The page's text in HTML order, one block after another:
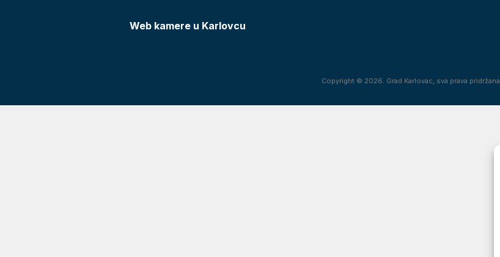
Web kamere u Karlovcu
Copyright © 2026. Grad Karlovac, sva prava pridržana